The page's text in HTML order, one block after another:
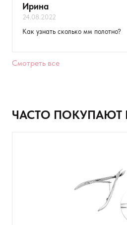
Ваше имя
Ирина
24.08.2022
Как узнать сколько мм полотно?
Смотреть все
ЧАСТО ПОКУПАЮТ